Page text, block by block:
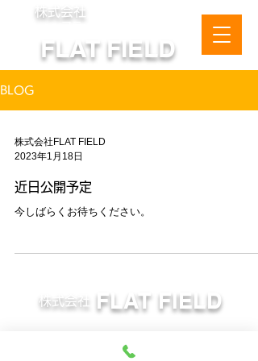
株式会社
FLAT FIELD
BLOG
株式会社FLAT FIELD
2023年1月18日
近日公開予定
今しばらくお待ちください。
株式会社 FLAT FIELD
愛子中央2丁目3-23 1F